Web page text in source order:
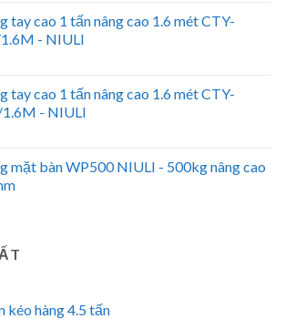
tay cao 1 tấn nâng cao 1.6 mét CTY-
- NIULI
tay cao 1 tấn nâng cao 1.6 mét CTY-
- NIULI
mặt bàn WP500 NIULI - 500kg nâng cao
kéo hàng 4.5 tấn